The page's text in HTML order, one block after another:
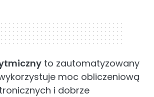
to zautomatyzowany
moc obliczeniową
i dobrze